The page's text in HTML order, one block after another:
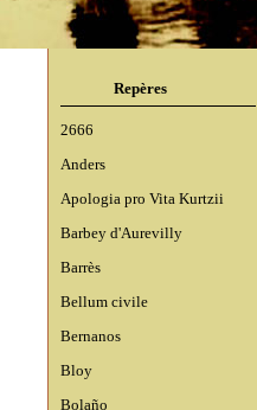
Repères
2666
Anders
Apologia pro Vita Kurtzii
Barbey d'Aurevilly
Barrès
Bellum civile
Bernanos
Bloy
Bolaño